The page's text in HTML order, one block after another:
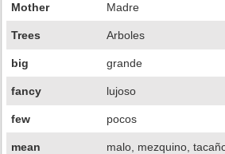
Mother Madre
Trees Arboles
big grande
fancy lujoso
few pocos
mean malo, mezquino,